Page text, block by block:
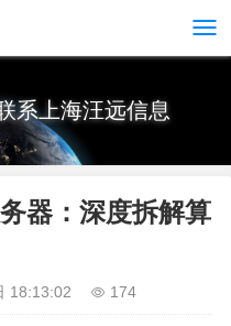
系上海汪远信息
器：深度拆解算
18:13:02 174